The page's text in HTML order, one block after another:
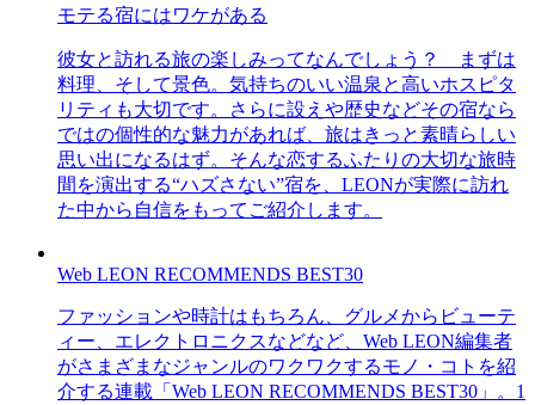
モテる宿にはワケがある
彼女と訪れる旅の楽しみってなんでしょう？ まずは
料理、そして景色。気持ちのいい温泉と高いホスピタ
リティも大切です。さらに設えや歴史などその宿なら
ではの個性的な魅力があれば、旅はきっと素晴らしい
思い出になるはず。そんな恋するふたりの大切な旅時
間を演出する“ハズさない”宿を、LEONが実際に訪れ
た中から自信をもってご紹介します。
Web LEON RECOMMENDS BEST30
ファッションや時計はもちろん、グルメからビューテ
ィー、エレクトロニクスなどなど、Web LEON編集者
がさまざまなジャンルのワクワクするモノ・コトを紹
介する連載「Web LEON RECOMMENDS BEST30」。1